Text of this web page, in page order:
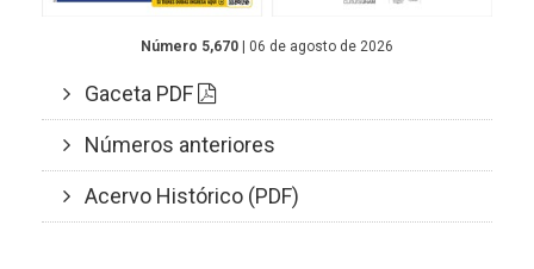
Número 5,670 | 06 de agosto de 2026
Gaceta PDF
Números anteriores
Acervo Histórico (PDF)